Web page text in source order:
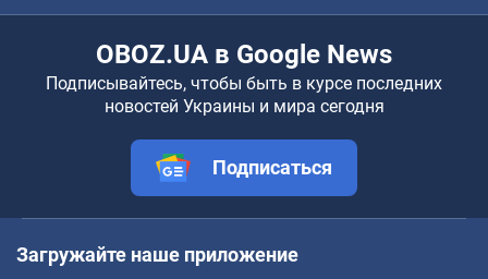
OBOZ.UA в Google News
Подписывайтесь, чтобы быть в курсе последних
новостей Украины и мира сегодня
Подписаться
Загружайте наше приложение